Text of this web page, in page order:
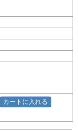
カートに入れる